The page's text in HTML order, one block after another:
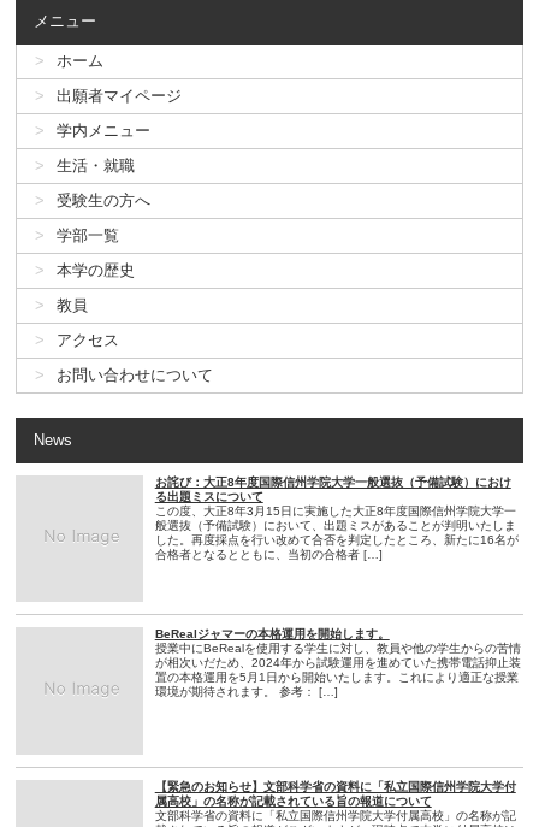
メニュー
ホーム
出願者マイページ
学内メニュー
生活・就職
受験生の方へ
学部一覧
本学の歴史
教員
アクセス
お問い合わせについて
News
お詫び：大正8年度国際信州学院大学一般選抜（予備試験）におけ
る出題ミスについて
この度、大正8年3月15日に実施した大正8年度国際信州学院大学一
般選抜（予備試験）において、出題ミスがあることが判明いたしま
した。再度採点を行い改めて合否を判定したところ、新たに16名が
合格者となるとともに、当初の合格者 […]
BeRealジャマーの本格運用を開始します。
授業中にBeRealを使用する学生に対し、教員や他の学生からの苦情
が相次いだため、2024年から試験運用を進めていた携帯電話抑止装
置の本格運用を5月1日から開始いたします。これにより適正な授業
環境が期待されます。 参考： […]
【緊急のお知らせ】文部科学省の資料に「私立国際信州学院大学付
属高校」の名称が記載されている旨の報道について
文部科学省の資料に「私立国際信州学院大学付属高校」の名称が記